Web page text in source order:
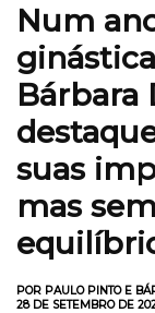
Num
Bárbara
suas
mas
POR PAULO PINTO E
28 DE SETEMBRO DE